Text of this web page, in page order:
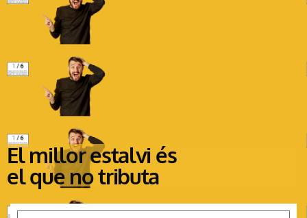
El millor estalvi és
el que no tributa